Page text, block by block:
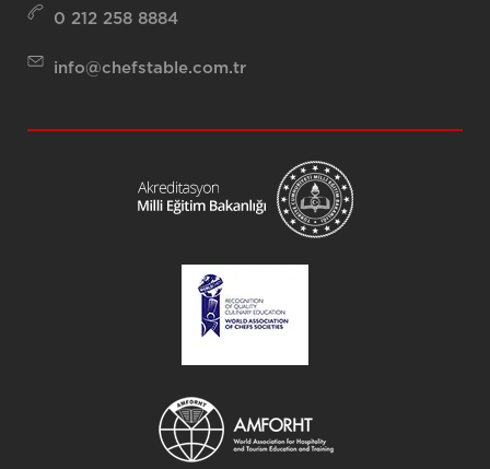
0 212 258 8884
info@chefstable.com.tr